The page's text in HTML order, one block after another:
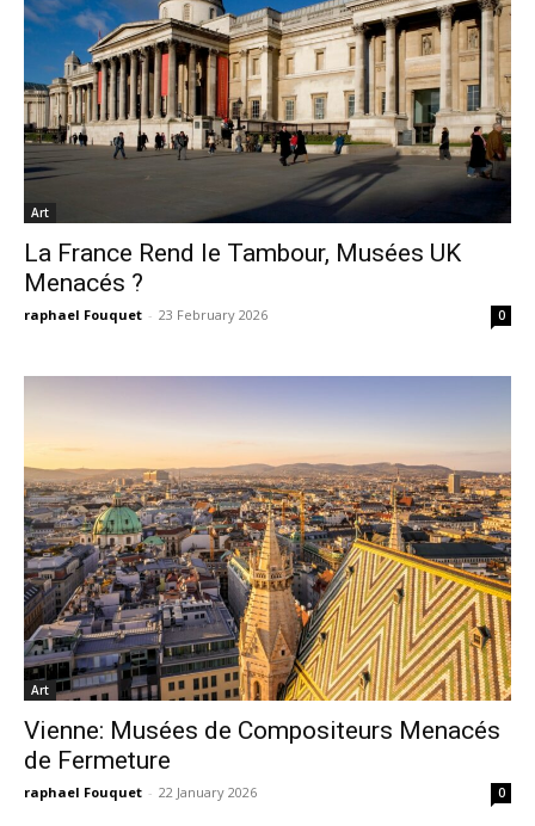
Art
La France Rend le Tambour, Musées UK
Menacés ?
raphael Fouquet - 23 February 2026 0
Art
Vienne: Musées de Compositeurs Menacés
de Fermeture
raphael Fouquet - 22 January 2026 0